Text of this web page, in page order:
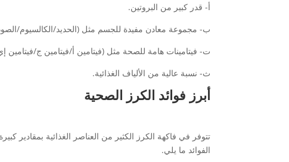
أ- قدر كبير من البروتين.
ب- مجموعة معادن مفيدة للجسم مثل (الحديد/الكالسيوم/
ت- فيتامينات هامة للصحة مثل (فيتامين أ/فيتامين ج/فيتامين
ث- نسبة عالية من الألياف الغذائية.
أبرز فوائد الكرز الصحية
تتوفر في فاكهة الكرز الكثير من العناصر الغذائية بمقادير
الفوائد ما يلي.